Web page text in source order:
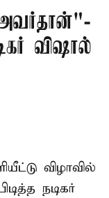
அவர்தான்"-
விஷால்
விழாவில்
நடிகர்